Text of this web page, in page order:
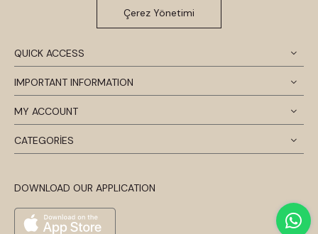
QUICK ACCESS
IMPORTANT INFORMATION
MY ACCOUNT
CATEGORİES
DOWNLOAD OUR APPLICATION
Çerez Yönetimi